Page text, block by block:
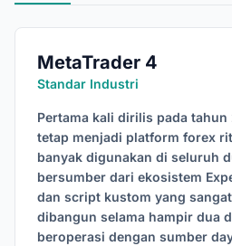
MetaTrader 4
Standar Industri
Pertama kali dirilis pada tahun
tetap menjadi platform forex
banyak digunakan di seluruh
bersumber dari ekosistem
dan script kustom yang
dibangun selama hampir dua
beroperasi dengan sumber